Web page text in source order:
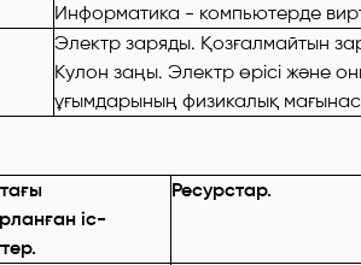
Информатика - компьютерде
Электр заряды. Қозғалмайтын
Кулон заңы. Электр өрісі және
ұғымдарының физикалық
іс-
Ресурстар.